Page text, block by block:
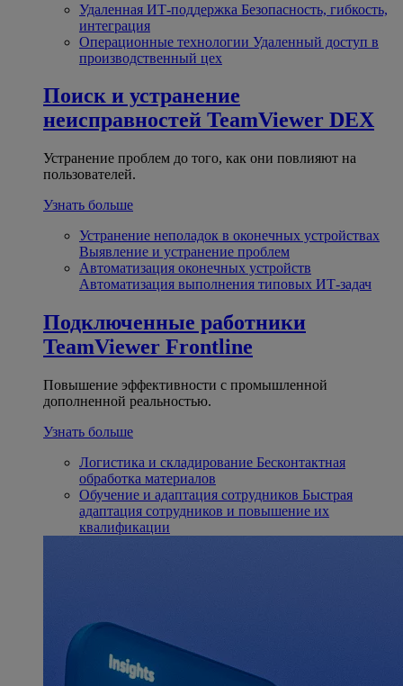
Удаленная ИТ-поддержка Безопасность, гибкость,
интеграция
Операционные технологии Удаленный доступ в
производственный цех
Поиск и устранение
неисправностей TeamViewer DEX
Устранение проблем до того, как они повлияют на
пользователей.
Узнать больше
Устранение неполадок в оконечных устройствах
Выявление и устранение проблем
Автоматизация оконечных устройств
Автоматизация выполнения типовых ИТ-задач
Подключенные работники
TeamViewer Frontline
Повышение эффективности с промышленной
дополненной реальностью.
Узнать больше
Логистика и складирование Бесконтактная
обработка материалов
Обучение и адаптация сотрудников Быстрая
адаптация сотрудников и повышение их
квалификации